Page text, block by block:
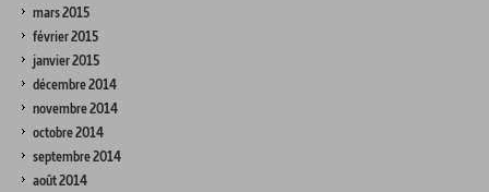
mars 2015
février 2015
janvier 2015
décembre 2014
novembre 2014
octobre 2014
septembre 2014
août 2014